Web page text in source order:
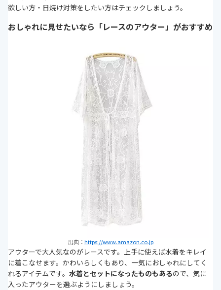
欲しい方・日焼け対策をしたい方はチェックしましょう。
おしゃれに見せたいなら「レースのアウター」がおすすめ
出典： https://www.amazon.co.jp
アウターで大人気なのがレースです。上手に使えば水着をキレイ
に着こなせます。かわいらしくもあり、一気におしゃれにしてく
れるアイテムです。 水着とセットになったものもあるので、気に
入ったアウターを選ぶようにしましょう。